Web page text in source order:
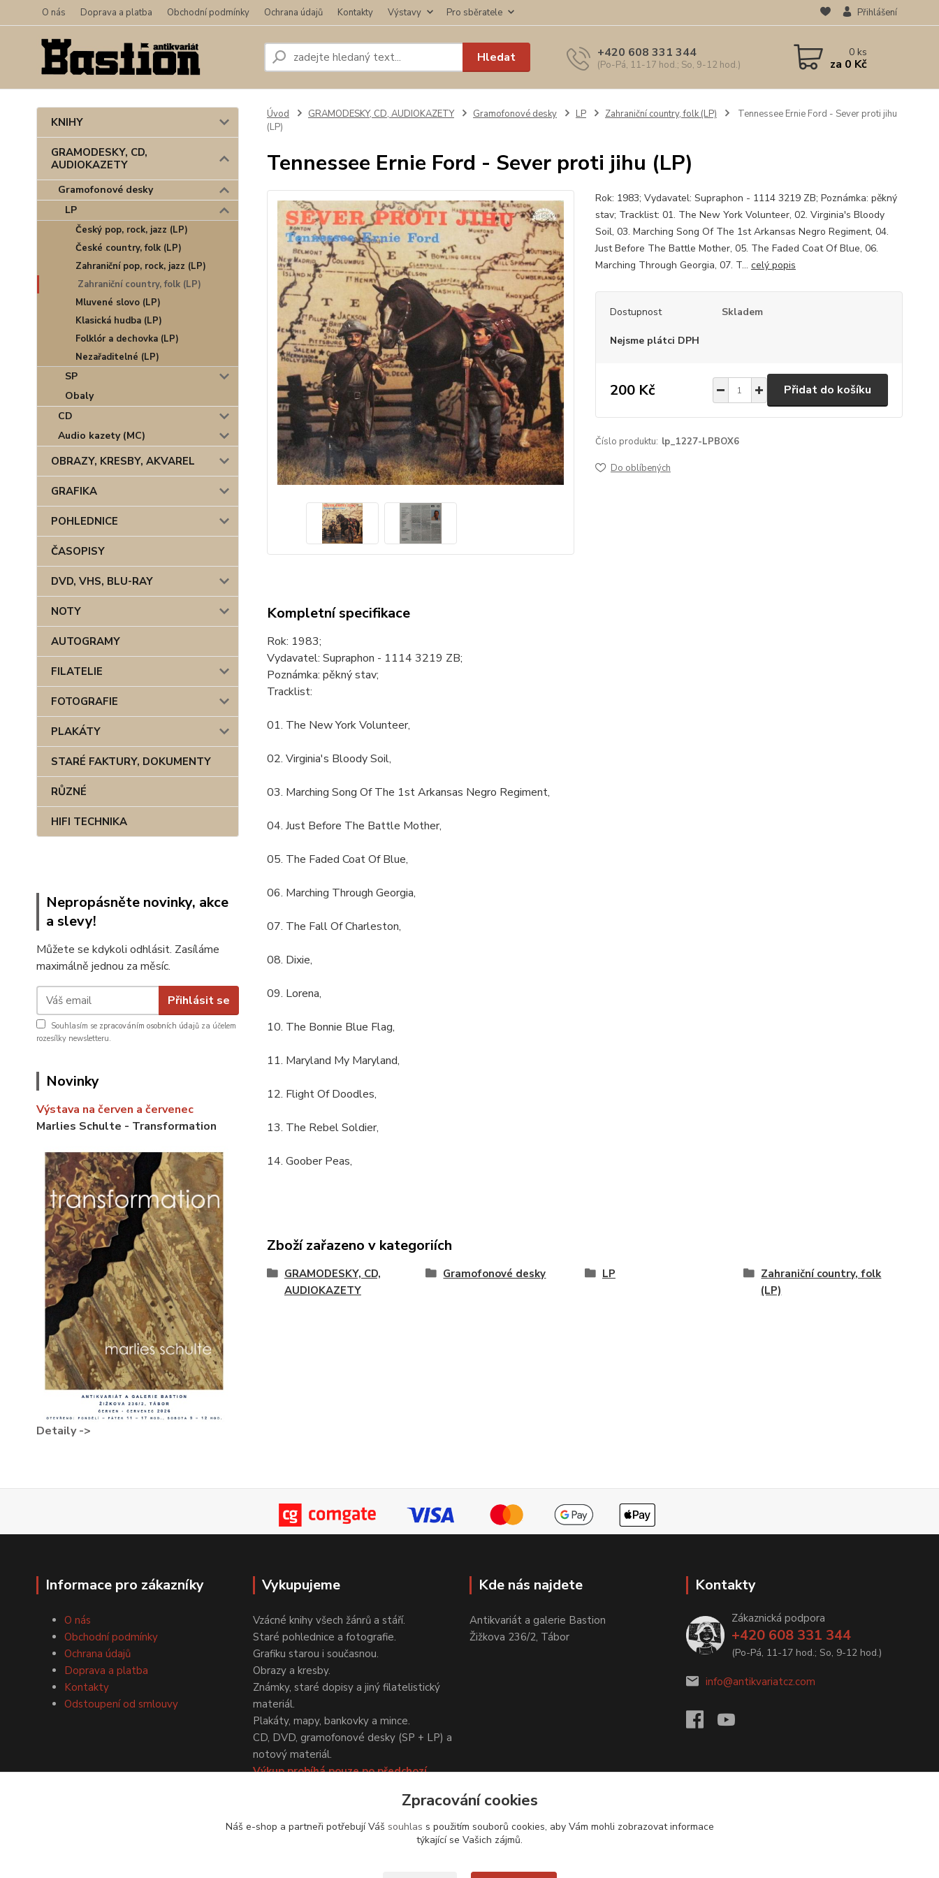
O nás Doprava a platba Obchodní podmínky Ochrana údajů Kontakty Výstavy Pro sběratele Přihlášení
Hledat +420 608 331 344
(Po-Pá, 11-17 hod.; So, 9-12 hod.)
0ks
za 0 Kč
KNIHY
GRAMODESKY, CD,
AUDIOKAZETY
Gramofonové desky
LP
Český pop, rock, jazz (LP)
České country, folk (LP)
Zahraniční pop, rock, jazz (LP)
Zahraniční country, folk (LP)
Mluvené slovo (LP)
Klasická hudba (LP)
Folklór a dechovka (LP)
Nezařaditelné (LP)
SP
Obaly
CD
Audio kazety (MC)
OBRAZY, KRESBY, AKVAREL
GRAFIKA
POHLEDNICE
ČASOPISY
DVD, VHS, BLU-RAY
NOTY
AUTOGRAMY
FILATELIE
FOTOGRAFIE
PLAKÁTY
STARÉ FAKTURY, DOKUMENTY
RŮZNÉ
HIFI TECHNIKA
Nepropásněte novinky, akce
a slevy!
Můžete se kdykoli odhlásit. Zasíláme
maximálně jednou za měsíc.
Přihlásit se
Souhlasím se zpracováním osobních údajů za účelem
rozesílky newsletteru.
Novinky
Výstava na červen a červenec
Marlies Schulte - Transformation
Detaily ->
Úvod GRAMODESKY, CD, AUDIOKAZETY Gramofonové desky LP Zahraniční country, folk (LP)
Tennessee Ernie Ford - Sever proti jihu
(LP)
Tennessee Ernie Ford - Sever proti jihu (LP)
Rok: 1983; Vydavatel: Supraphon - 1114 3219 ZB; Poznámka: pěkný
stav; Tracklist: 01. The New York Volunteer, 02. Virginia's Bloody
Soil, 03. Marching Song Of The 1st Arkansas Negro Regiment, 04.
Just Before The Battle Mother, 05. The Faded Coat Of Blue, 06.
Marching Through Georgia, 07. T... celý popis
Dostupnost Skladem
Nejsme plátci DPH
200 Kč Přidat do košíku
Číslo produktu: lp_1227-LPBOX6
Do oblíbených
Kompletní specifikace
Rok: 1983;
Vydavatel: Supraphon - 1114 3219 ZB;
Poznámka: pěkný stav;
Tracklist:
01. The New York Volunteer,
02. Virginia's Bloody Soil,
03. Marching Song Of The 1st Arkansas Negro Regiment,
04. Just Before The Battle Mother,
05. The Faded Coat Of Blue,
06. Marching Through Georgia,
07. The Fall Of Charleston,
08. Dixie,
09. Lorena,
10. The Bonnie Blue Flag,
11. Maryland My Maryland,
12. Flight Of Doodles,
13. The Rebel Soldier,
14. Goober Peas,
Zboží zařazeno v kategoriích
GRAMODESKY, CD,
AUDIOKAZETY
Gramofonové desky LP
Zahraniční country, folk
(LP)
Informace pro zákazníky
O nás
Obchodní podmínky
Ochrana údajů
Doprava a platba
Kontakty
Odstoupení od smlouvy
Vykupujeme
Vzácné knihy všech žánrů a stáří.
Staré pohlednice a fotografie.
Grafiku starou i současnou.
Obrazy a kresby.
Známky, staré dopisy a jiný filatelistický
materiál.
Plakáty, mapy, bankovky a mince.
CD, DVD, gramofonové desky (SP + LP) a
notový materiál.
Výkup probíhá pouze po předchozí
Kde nás najdete
Antikvariát a galerie Bastion
Žižkova 236/2, Tábor
Kontakty
Zákaznická podpora
+420 608 331 344
(Po-Pá, 11-17 hod.; So, 9-12 hod.)
info@antikvariatcz.com
Zpracování cookies
Náš e-shop a partneři potřebují Váš souhlas s použitím souborů cookies, aby Vám mohli zobrazovat informace
týkající se Vašich zájmů.